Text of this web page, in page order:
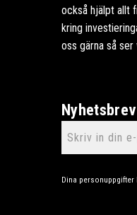
också hjälpt allt
kring
oss gärna så
Nyhetsbrev
Dina personuppgifter